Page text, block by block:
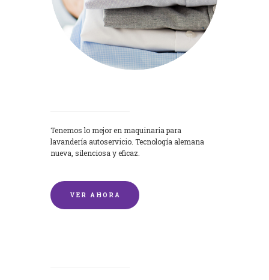
Tenemos lo mejor en maquinaria para
lavandería autoservicio. Tecnología alemana
nueva, silenciosa y eficaz.
VER AHORA